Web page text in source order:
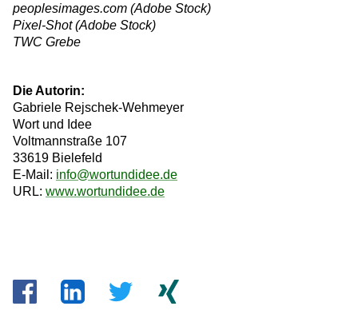
peoplesimages.com (Adobe Stock)
Pixel-Shot (Adobe Stock)
TWC Grebe
Die Autorin:
Gabriele Rejschek-Wehmeyer
Wort und Idee
Voltmannstraße 107
33619 Bielefeld
E-Mail: info@wortundidee.de
URL: www.wortundidee.de